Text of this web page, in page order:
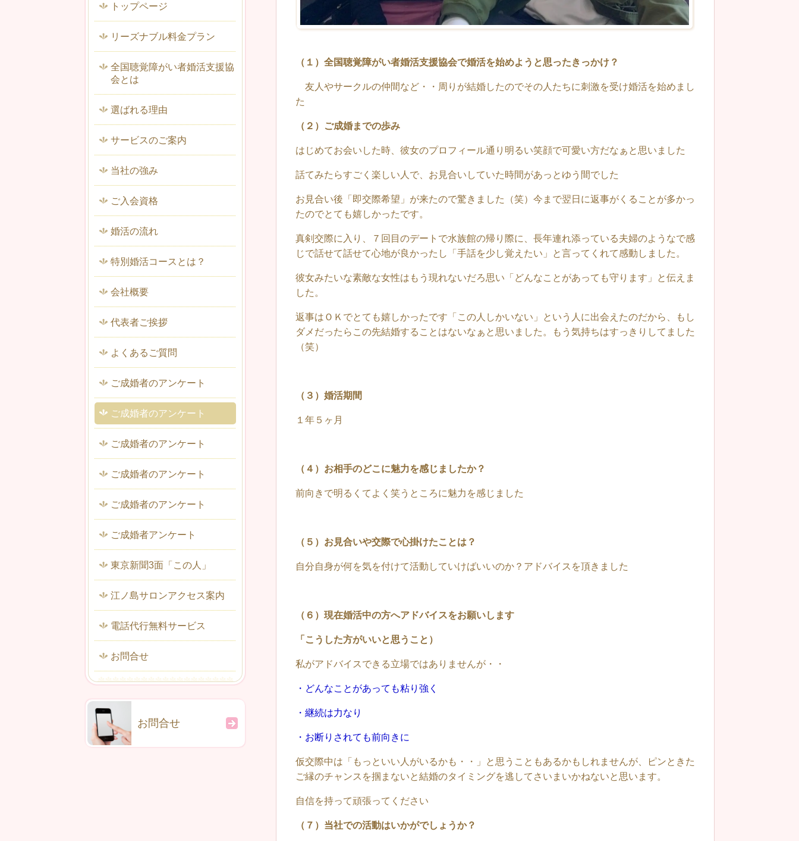
（１）全国聴覚障がい者婚活支援協会で婚活を始めようと思ったきっかけ？
友人やサークルの仲間など・・周りが結婚したのでその人たちに刺激を受け婚活を始めまし
た
（２）ご成婚までの歩み
はじめてお会いした時、彼女のプロフィール通り明るい笑顔で可愛い方だなぁと思いました
話てみたらすごく楽しい人で、お見合いしていた時間があっとゆう間でした
お見合い後「即交際希望」が来たので驚きました（笑）今まで翌日に返事がくることが多かっ
たのでとても嬉しかったです。
真剣交際に入り、７回目のデートで水族館の帰り際に、長年連れ添っている夫婦のようなで感
じで話せて話せて心地が良かったし「手話を少し覚えたい」と言ってくれて感動しました。
彼女みたいな素敵な女性はもう現れないだろ思い「どんなことがあっても守ります」と伝えま
した。
返事はＯＫでとても嬉しかったです「この人しかいない」という人に出会えたのだから、もし
ダメだったらこの先結婚することはないなぁと思いました。もう気持ちはすっきりしてました
（笑）
（３）婚活期間
１年５ヶ月
（４）お相手のどこに魅力を感じましたか？
前向きで明るくてよく笑うところに魅力を感じました
（５）お見合いや交際で心掛けたことは？
自分自身が何を気を付けて活動していけばいいのか？アドバイスを頂きました
（６）現在婚活中の方へアドバイスをお願いします
「こうした方がいいと思うこと）
私がアドバイスできる立場ではありませんが・・
・どんなことがあっても粘り強く
・継続は力なり
・お断りされても前向きに
仮交際中は「もっといい人がいるかも・・」と思うこともあるかもしれませんが、ピンときた
ご縁のチャンスを掴まないと結婚のタイミングを逃してさいまいかねないと思います。
自信を持って頑張ってください
（７）当社での活動はいかがでしょうか？
トップページ
リーズナブル料金プラン
全国聴覚障がい者婚活支援協
会とは
選ばれる理由
サービスのご案内
当社の強み
ご入会資格
婚活の流れ
特別婚活コースとは？
会社概要
代表者ご挨拶
よくあるご質問
ご成婚者のアンケート
ご成婚者のアンケート
ご成婚者のアンケート
ご成婚者のアンケート
ご成婚者のアンケート
ご成婚者アンケート
東京新聞3面「この人」
江ノ島サロンアクセス案内
電話代行無料サービス
お問合せ
お問合せ